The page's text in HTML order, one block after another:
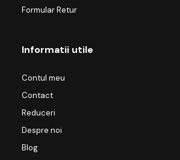
Formular Retur
Informatii utile
Contul meu
Contact
Reduceri
Despre noi
Blog